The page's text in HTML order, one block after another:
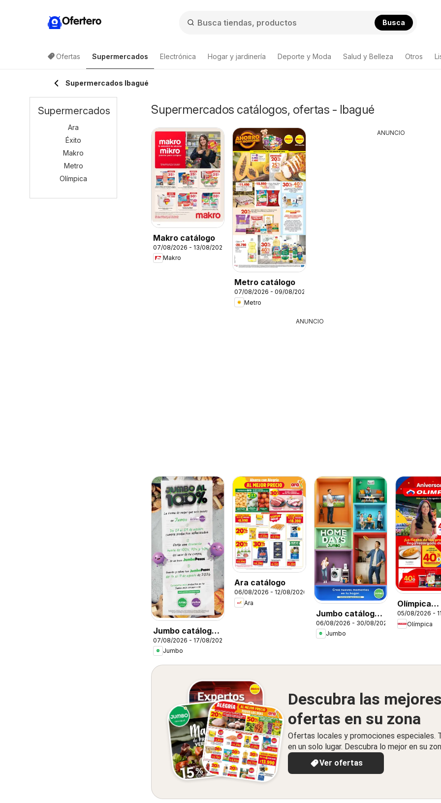
Ofertero Busca
Ofertas Supermercados Electrónica Hogar y jardinería Deporte y Moda Salud y Belleza Otros
Supermercados Ibagué
Supermercados catálogos, ofertas - Ibagué
Makro catálogo
07/08/2026 - 13/08/2026
Makro
Metro catálogo
07/08/2026 - 09/08/2026
Metro
ANUNCIO
ANUNCIO
Jumbo catálogo
al 100
07/08/2026 - 17/08/2026
Jumbo
Ara catálogo
06/08/2026 - 12/08/2026
Ara
Jumbo catálogo
Home days
06/08/2026 - 30/08/2026
Jumbo
Olímpica
catálogo
Miércoles
05/08/2026 -
Olímpica
Descubra las mejores
ofertas en su zona
Ofertas locales y promociones especiales.
en un solo lugar. Descubra lo mejor en su
Ver ofertas
Supermercados
Ara
Éxito
Makro
Metro
Olímpica